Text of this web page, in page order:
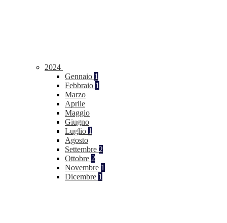
2024
Gennaio 1
Febbraio 1
Marzo
Aprile
Maggio
Giugno
Luglio 1
Agosto
Settembre 2
Ottobre 2
Novembre 1
Dicembre 1